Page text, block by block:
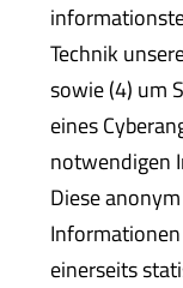
Technik
sowie (4) um
eines
notwendigen
Diese
einerseits